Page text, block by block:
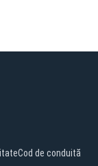
Cod de conduită